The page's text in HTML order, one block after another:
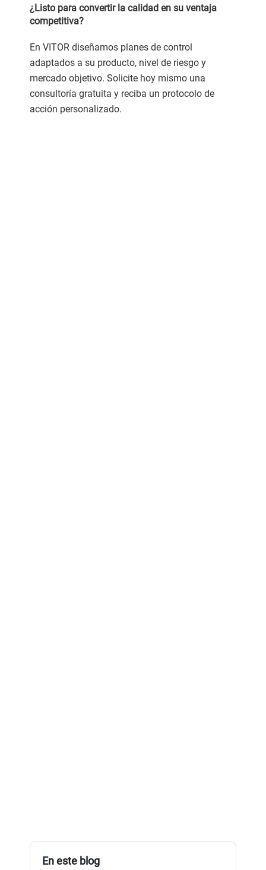
¿Listo para convertir la calidad en su ventaja
competitiva?
En VITOR diseñamos planes de control
adaptados a su producto, nivel de riesgo y
mercado objetivo. Solicite hoy mismo una
consultoría gratuita y reciba un protocolo de
acción personalizado.
En este blog